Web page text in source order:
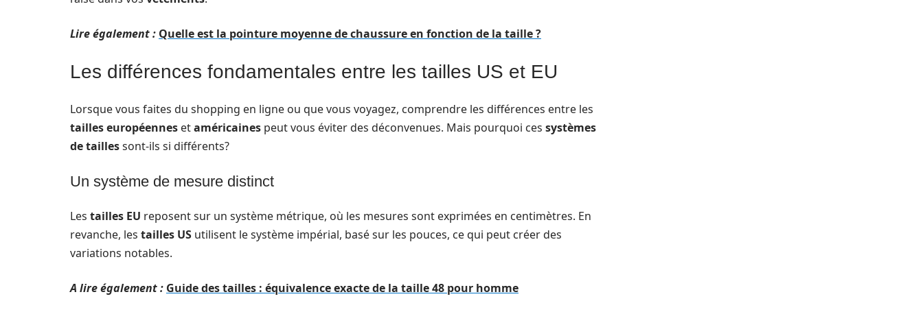
Lire également : Quelle est la pointure moyenne de chaussure en fonction de la taille ?
Les différences fondamentales entre les tailles US et EU
Lorsque vous faites du shopping en ligne ou que vous voyagez, comprendre les différences entre les
tailles européennes etaméricaines peut vous éviter des déconvenues. Mais pourquoi ces systèmes
de taillessont-ils si différents?
Un système de mesure distinct
Les tailles EU reposent sur un système métrique, où les mesures sont exprimées en centimètres. En
revanche, les tailles US utilisent le système impérial, basé sur les pouces, ce qui peut créer des
variations notables.
A lire également : Guide des tailles : équivalence exacte de la taille 48 pour homme